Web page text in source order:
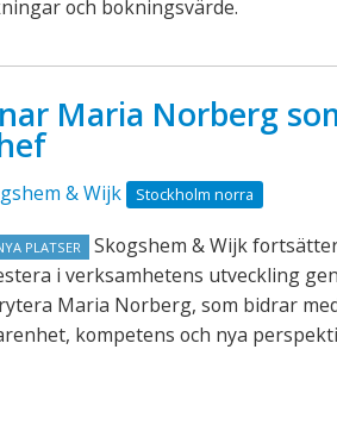
och bokningsvärde.
Maria Norberg
& Wijk Stockholm norra
PLATSER
Skogshem & Wijk
i verksamhetens utveckling
Maria Norberg, som bidrar
kompetens och nya